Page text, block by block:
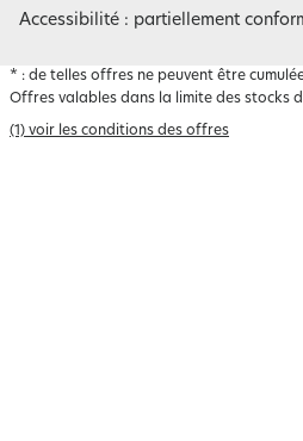
Accessibilité : partiellement
* : de telles offres ne peuvent être
Offres valables dans la limite des stocks
(1) voir les conditions des offres